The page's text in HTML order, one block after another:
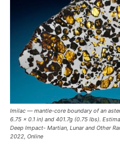
Imilac — mantle-core boundary of an
6.75 x 0.1 in) and 401.7g (0.75 lbs).
Deep Impact- Martian, Lunar and Other
2022, Online